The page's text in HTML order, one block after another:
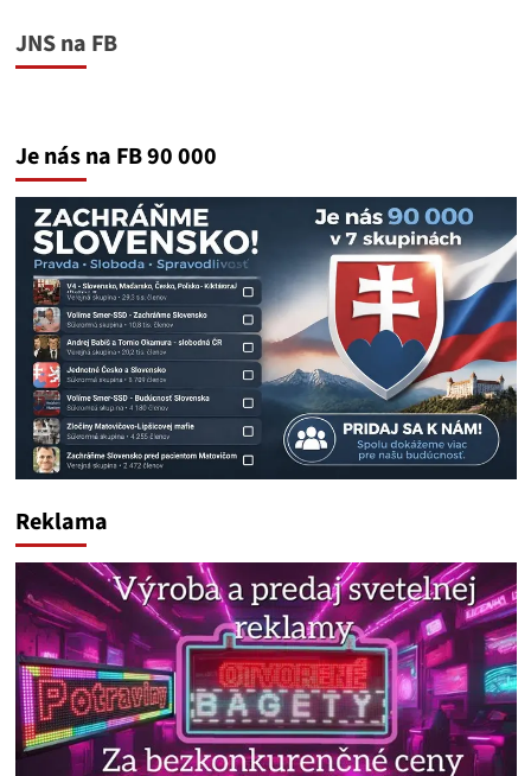
JNS na FB
Je nás na FB 90 000
Reklama